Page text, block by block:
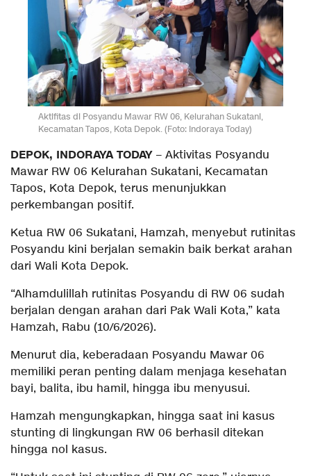
Aktifitas di Posyandu Mawar RW 06, Kelurahan Sukatani,
Kecamatan Tapos, Kota Depok. (Foto: Indoraya Today)
DEPOK, INDORAYA TODAY – Aktivitas Posyandu
Mawar RW 06 Kelurahan Sukatani, Kecamatan
Tapos, Kota Depok, terus menunjukkan
perkembangan positif.
Ketua RW 06 Sukatani, Hamzah, menyebut rutinitas
Posyandu kini berjalan semakin baik berkat arahan
dari Wali Kota Depok.
“Alhamdulillah rutinitas Posyandu di RW 06 sudah
berjalan dengan arahan dari Pak Wali Kota,” kata
Hamzah, Rabu (10/6/2026).
Menurut dia, keberadaan Posyandu Mawar 06
memiliki peran penting dalam menjaga kesehatan
bayi, balita, ibu hamil, hingga ibu menyusui.
Hamzah mengungkapkan, hingga saat ini kasus
stunting di lingkungan RW 06 berhasil ditekan
hingga nol kasus.